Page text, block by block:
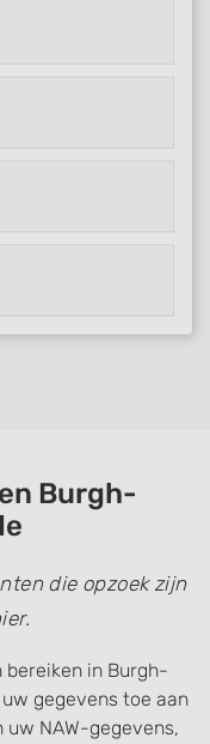
Burgh-
die opzoek zijn
in Burgh-
gegevens toe aan
uw NAW-gegevens,